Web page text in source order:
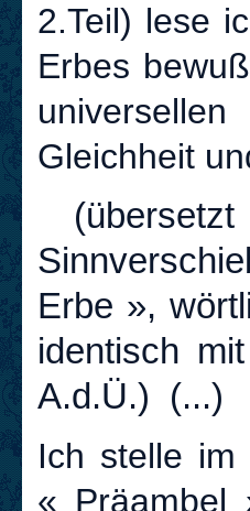
2.Teil) lese
Erbes
Gleichheit
Erbe »,
identisch
A.d.Ü.) (...)
Ich stelle
«